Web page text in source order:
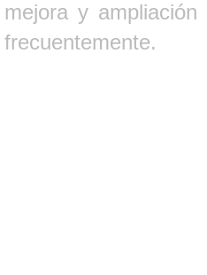
mejora y
frecuentemente.